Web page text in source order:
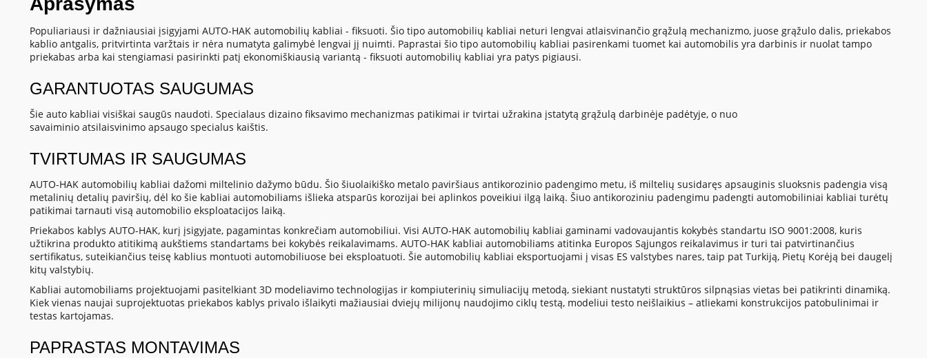
Populiariausi ir dažniausiai įsigyjami AUTO-HAK automobilių kabliai - fiksuoti. Šio tipo automobilių kabliai neturi lengvai atlaisvinančio grąžulą mechanizmo, juose grąžulo dalis, priekabos
kablio antgalis, pritvirtinta varžtais ir nėra numatyta galimybė lengvai jį nuimti. Paprastai šio tipo automobilių kabliai pasirenkami tuomet kai automobilis yra darbinis ir nuolat tampo
priekabas arba kai stengiamasi pasirinkti patį ekonomiškiausią variantą - fiksuoti automobilių kabliai yra patys pigiausi.
GARANTUOTAS SAUGUMAS
Šie auto kabliai visiškai saugūs naudoti. Specialaus dizaino fiksavimo mechanizmas patikimai ir tvirtai užrakina įstatytą grąžulą darbinėje padėtyje, o nuo
savaiminio atsilaisvinimo apsaugo specialus kaištis.
TVIRTUMAS IR SAUGUMAS
AUTO-HAK automobilių kabliai dažomi miltelinio dažymo būdu. Šio šiuolaikiško metalo paviršiaus antikorozinio padengimo metu, iš miltelių susidaręs apsauginis sluoksnis padengia visą
metalinių detalių paviršių, dėl ko šie kabliai automobiliams išlieka atsparūs korozijai bei aplinkos poveikiui ilgą laiką. Šiuo antikoroziniu padengimu padengti automobiliniai kabliai turėtų
patikimai tarnauti visą automobilio eksploatacijos laiką.
Priekabos kablys AUTO-HAK, kurį įsigyjate, pagamintas konkrečiam automobiliui. Visi AUTO-HAK automobilių kabliai gaminami vadovaujantis kokybės standartu ISO 9001:2008, kuris
užtikrina produkto atitikimą aukštiems standartams bei kokybės reikalavimams. AUTO-HAK kabliai automobiliams atitinka Europos Sąjungos reikalavimus ir turi tai patvirtinančius
sertifikatus, suteikiančius teisę kablius montuoti automobiliuose bei eksploatuoti. Šie automobilių kabliai eksportuojami į visas ES valstybes nares, taip pat Turkiją, Pietų Korėją bei daugelį
kitų valstybių.
Kabliai automobiliams projektuojami pasitelkiant 3D modeliavimo technologijas ir kompiuterinių simuliacijų metodą, siekiant nustatyti struktūros silpnąsias vietas bei patikrinti dinamiką.
Kiek vienas naujai suprojektuotas priekabos kablys privalo išlaikyti mažiausiai dviejų milijonų naudojimo ciklų testą, modeliui testo neišlaikius – atliekami konstrukcijos patobulinimai ir
testas kartojamas.
PAPRASTAS MONTAVIMAS